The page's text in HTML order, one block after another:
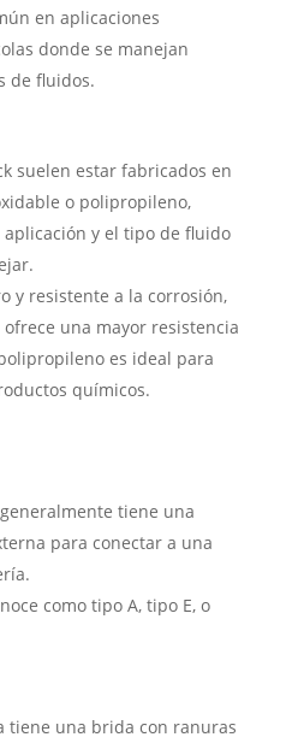
en aplicaciones
donde se manejan
de fluidos.
suelen estar fabricados en
o polipropileno,
y el tipo de fluido
y resistente a la corrosión,
una mayor resistencia
es ideal para
químicos.
tiene una
para conectar a una
como tipo A, tipo E, o
tiene una brida con ranuras